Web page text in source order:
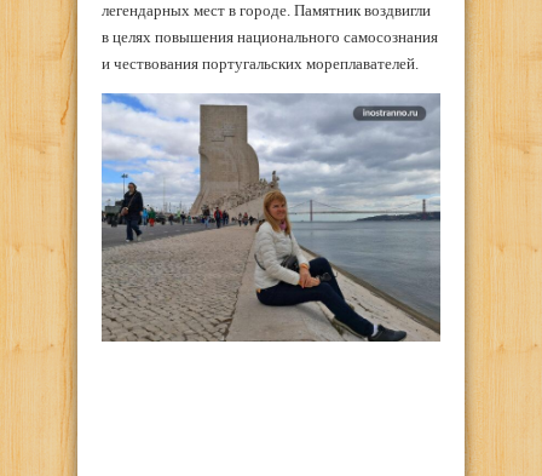
легендарных мест в городе. Памятник воздвигли
в целях повышения национального самосознания
и чествования португальских мореплавателей.